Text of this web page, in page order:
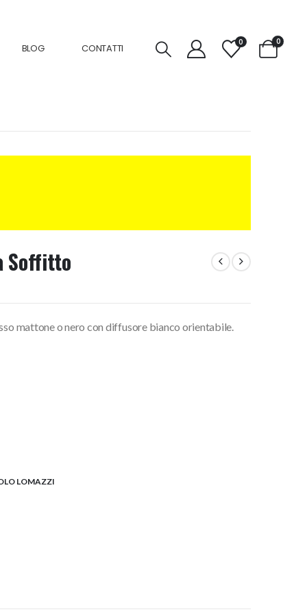
BLOG CONTATTI
0 0
Soffitto
mattone o nero con diffusore bianco orientabile.
LOMAZZI